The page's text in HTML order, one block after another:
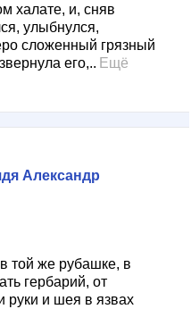
халате, и, сняв
улыбнулся,
сложенный грязный
его,.. Ещё
Александр
той же рубашке, в
гербарий, от
руки и шея в язвах